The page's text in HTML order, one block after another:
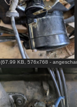
(67.99 KB, 576x768 -